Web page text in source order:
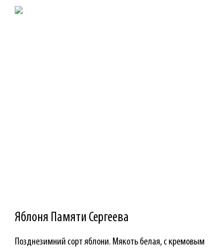
Яблоня Памяти Сергеева
Позднезимний сорт яблони. Мякоть белая, с кремовым